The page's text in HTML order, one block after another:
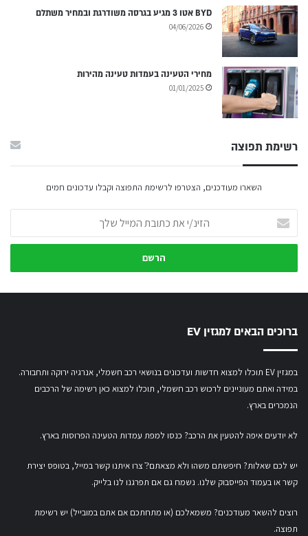
BYD אטו 3 מגיע בגרסה משודרגת ובמחיר משתלם
04/06/2026
מחירי הטעינה בעמדות טעינה מהירות
01/01/2025
רשימת תפוצה
השארו מעודכנים, הצטרפו לרשימת התפוצה וקבלו עדכונים חמים
את
כתובת
שלך
ברוכים הבאים למגזין EV
במגזין EV תוכלו למצוא חדשות ועדכונים בנושאי רכב חשמלי, אנרגיה ירוקה ותחבורה.
במידה ואתם מעוניינים לרכוש רכב חשמלי, תוכלו למצוא כאן רשימה של הרכבים
הנמכרים בארץ.
לא יודעים איפה להטעין את הרכב? כנסו למפת עמדות הטעינה הפרוסות בארץ.
יש לכם שאלות? חיפשתם משהו ולא מצאתם?ֿ צרו איתנו קשר במייל, בטופס יצירת
קשראובעמוד הפייסבוק שלנו. נשמח גם אם תפרגנו לנו בלייק.
רוצים להשאר מעודכנים? משמאלכם (או מתחתכם אם אתם במובייל) יש רשימת
תפוצה.